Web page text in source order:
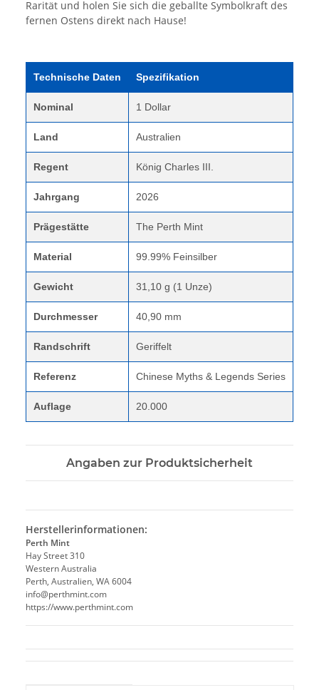
Rarität und holen Sie sich die geballte Symbolkraft des
fernen Ostens direkt nach Hause!
Technische Daten Spezifikation
Nominal 1 Dollar
Land Australien
Regent König Charles III.
Jahrgang 2026
Prägestätte The Perth Mint
Material 99.99% Feinsilber
Gewicht 31,10 g (1 Unze)
Durchmesser 40,90 mm
Randschrift Geriffelt
Referenz Chinese Myths & Legends Series
Auflage 20.000
Angaben zur Produktsicherheit
Herstellerinformationen:
Perth Mint
Hay Street 310
Western Australia
Perth, Australien, WA 6004
info@perthmint.com
https://www.perthmint.com